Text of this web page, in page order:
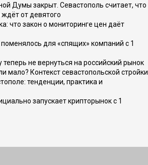
Думы закрыт. Севастополь считает, что
от девятого
что закон о мониторинге цен даёт
для «спящих» компаний с 1
не вернуться на российский рынок
мало? Контекст севастопольской стройки
тенденции, практика и
запускает крипторынок с 1